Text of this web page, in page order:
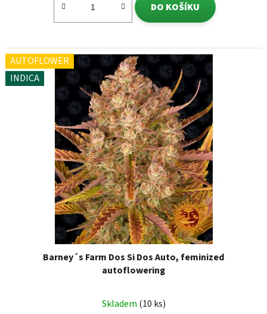
DO KOŠÍKU
AUTOFLOWER
INDICA
Barney´s Farm Dos Si Dos Auto, feminized
autoflowering
Skladem (10 ks)